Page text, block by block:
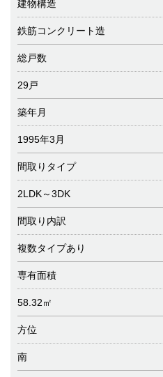
建物構造
鉄筋コンクリート造
総戸数
29戸
築年月
1995年3月
間取りタイプ
2LDK～3DK
間取り内訳
複数タイプあり
専有面積
58.32㎡
方位
南